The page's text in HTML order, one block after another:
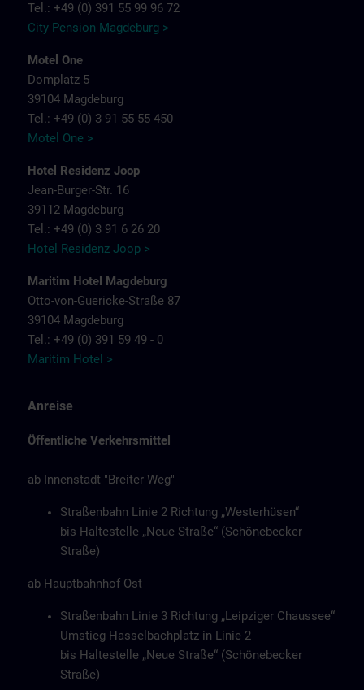
Tel.: +49 (0) 391 55 99 96 72
City Pension Magdeburg >
Motel One
Domplatz 5
39104 Magdeburg
Tel.: +49 (0) 3 91 55 55 450
Motel One >
Hotel Residenz Joop
Jean-Burger-Str. 16
39112 Magdeburg
Tel.: +49 (0) 3 91 6 26 20
Hotel Residenz Joop >
Maritim Hotel Magdeburg
Otto-von-Guericke-Straße 87
39104 Magdeburg
Tel.: +49 (0) 391 59 49 - 0
Maritim Hotel >
Anreise
Öffentliche Verkehrsmittel
ab Innenstadt "Breiter Weg"
Straßenbahn Linie 2 Richtung „Westerhüsen“
bis Haltestelle „Neue Straße“ (Schönebecker
Straße)
ab Hauptbahnhof Ost
Straßenbahn Linie 3 Richtung „Leipziger Chaussee“
Umstieg Hasselbachplatz in Linie 2
bis Haltestelle „Neue Straße“ (Schönebecker
Straße)